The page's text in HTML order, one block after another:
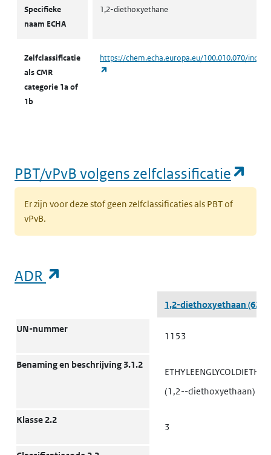
Specifieke
naam ECHA
1,2-diethoxyethane
Zelfclassificatie
als CMR
categorie 1a of
1b
https://chem.echa.europa.eu/100.010.070/
PBT/vPvB volgens zelfclassificatie
Er zijn voor deze stof geen zelfclassificaties als PBT of
vPvB.
ADR
1,2-diethoxyethaan (629-
UN-nummer
1153
Benaming en beschrijving 3.1.2
(1,2--diethoxyethaan)
Klasse 2.2
3